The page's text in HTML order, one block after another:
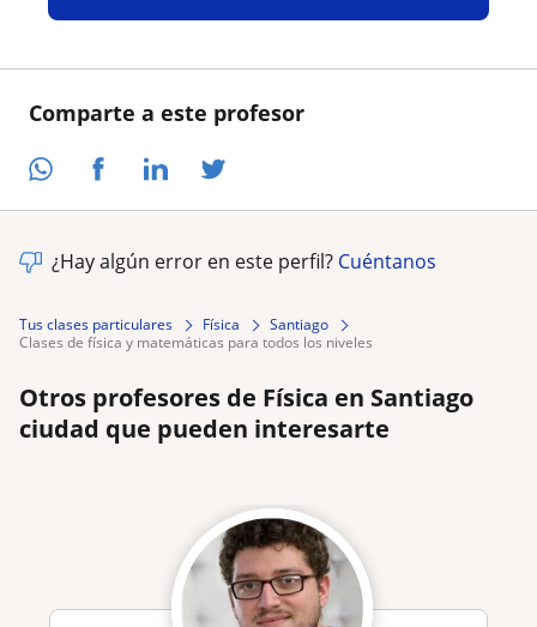
Comparte a este profesor
¿Hay algún error en este perfil? Cuéntanos
Tus clases particulares Física
Santiago
clases de física y matemáticas para todos los niveles
Otros profesores de Física en Santiago
ciudad que pueden interesarte